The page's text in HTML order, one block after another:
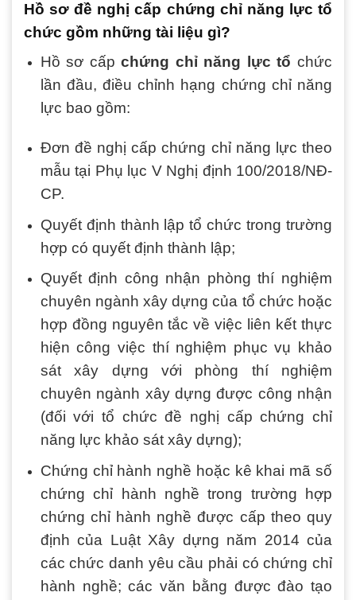
Hồ sơ đề nghị cấp chứng chỉ năng lực tổ
chức gồm những tài liệu gì?
Hồ sơ cấpchứng chỉ năng lực tổ chức
lần đầu, điều chỉnh hạng chứng chỉ năng
lực bao gồm:
Đơn đề nghị cấp chứng chỉ năng lực theo
mẫu tại Phụ lục V Nghị định 100/2018/NĐ-
CP.
Quyết định thành lập tổ chức trong trường
hợp có quyết định thành lập;
Quyết định công nhận phòng thí nghiệm
chuyên ngành xây dựng của tổ chức hoặc
hợp đồng nguyên tắc về việc liên kết thực
hiện công việc thí nghiệm phục vụ khảo
sát xây dựng với phòng thí nghiệm
chuyên ngành xây dựng được công nhận
(đối với tổ chức đề nghị cấp chứng chỉ
năng lực khảo sát xây dựng);
Chứng chỉ hành nghề hoặc kê khai mã số
chứng chỉ hành nghề trong trường hợp
chứng chỉ hành nghề được cấp theo quy
định của Luật Xây dựng năm 2014 của
các chức danh yêu cầu phải có chứng chỉ
hành nghề; các văn bằng được đào tạo